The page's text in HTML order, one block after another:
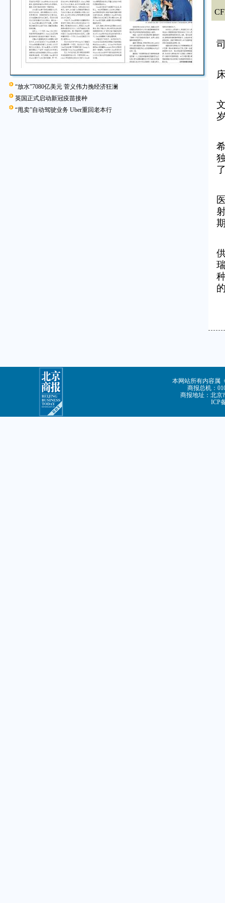
“放水”7080亿美元 菅义伟力挽经济狂澜
英国正式启动新冠疫苗接种
“甩卖”自动驾驶业务 Uber重回老本行
本网站所有内容属
商报总机：
商报地址：北京
ICP